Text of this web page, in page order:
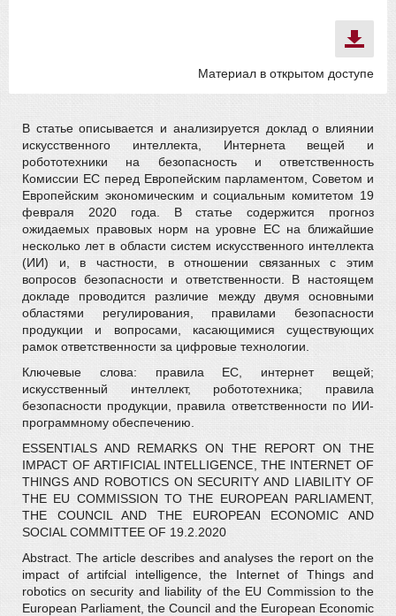
Материал в открытом доступе
В статье описывается и анализируется доклад о влиянии
искусственного интеллекта, Интернета вещей и
робототехники на безопасность и ответственность
Комиссии ЕС перед Европейским парламентом, Советом и
Европейским экономическим и социальным комитетом 19
февраля 2020 года. В статье содержится прогноз
ожидаемых правовых норм на уровне ЕС на ближайшие
несколько лет в области систем искусственного интеллекта
(ИИ) и, в частности, в отношении связанных с этим
вопросов безопасности и ответственности. В настоящем
докладе проводится различие между двумя основными
областями регулирования, правилами безопасности
продукции и вопросами, касающимися существующих
рамок ответственности за цифровые технологии.
Ключевые слова: правила ЕС, интернет вещей;
искусственный интеллект, робототехника; правила
безопасности продукции, правила ответственности по ИИ-
программному обеспечению.
ESSENTIALS AND REMARKS ON THE REPORT ON THE
IMPACT OF ARTIFICIAL INTELLIGENCE, THE INTERNET OF
THINGS AND ROBOTICS ON SECURITY AND LIABILITY OF
THE EU COMMISSION TO THE EUROPEAN PARLIAMENT,
THE COUNCIL AND THE EUROPEAN ECONOMIC AND
SOCIAL COMMITTEE OF 19.2.2020
Abstract. The article describes and analyses the report on the
impact of artifcial intelligence, the Internet of Things and
robotics on security and liability of the EU Commission to the
European Parliament, the Council and the European Economic